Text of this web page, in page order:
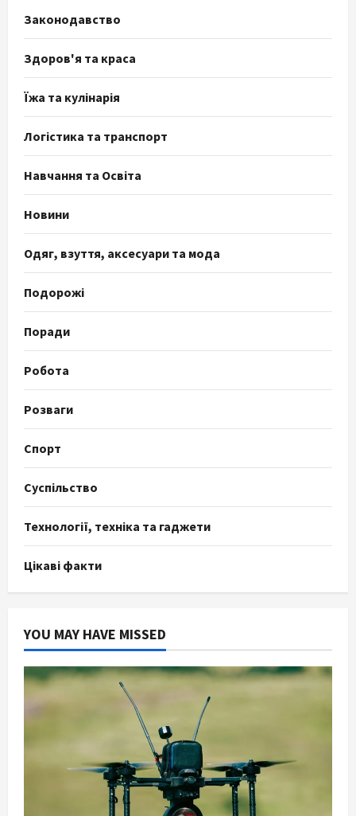
Законодавство
Здоров'я та краса
Їжа та кулінарія
Логістика та транспорт
Навчання та Освіта
Новини
Одяг, взуття, аксесуари та мода
Подорожі
Поради
Робота
Розваги
Спорт
Суспільство
Технології, техніка та гаджети
Цікаві факти
YOU MAY HAVE MISSED